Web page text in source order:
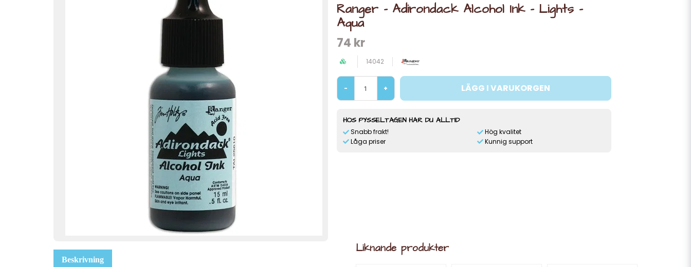
Ranger - Adirondack Alcohol Ink - Lights -
Aqua
74 kr
14042
- + LÄGG I VARUKORGEN
HOS PYSSELTAGEN HAR DU ALLTID
Snabb frakt!
Låga priser
Hög kvalitet
Kunnig support
Beskrivning
Liknande produkter